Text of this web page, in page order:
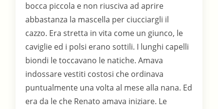
bocca piccola e non riusciva ad aprire
abbastanza la mascella per ciucciargli il
cazzo. Era stretta in vita come un giunco, le
caviglie ed i polsi erano sottili. I lunghi capelli
biondi le toccavano le natiche. Amava
indossare vestiti costosi che ordinava
puntualmente una volta al mese alla nana. Ed
era da le che Renato amava iniziare. Le